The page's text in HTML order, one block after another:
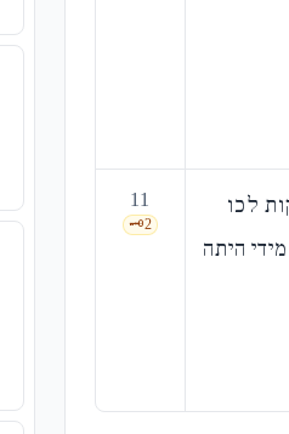
11
🗝️2
לכו
היתה